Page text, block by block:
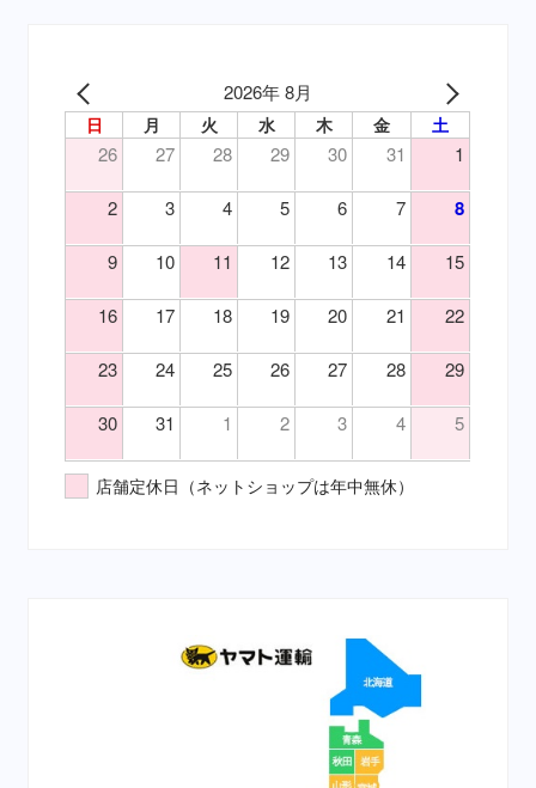
2026年 8月
日 月 火 水 木 金 土
26 27 28 29 30 31 1
2 3 4 5 6 7 8
9 10 11 12 13 14 15
16 17 18 19 20 21 22
23 24 25 26 27 28 29
30 31 1 2 3 4 5
店舗定休日（ネットショップは年中無休）